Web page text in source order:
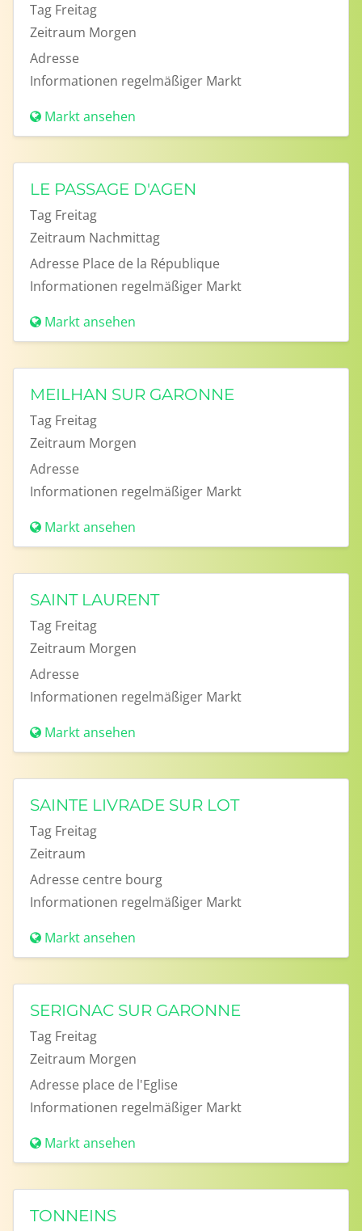
Tag Freitag
Zeitraum Morgen
Adresse
Informationen regelmäßiger Markt
Markt ansehen
LE PASSAGE D'AGEN
Tag Freitag
Zeitraum Nachmittag
Adresse Place de la République
Informationen regelmäßiger Markt
Markt ansehen
MEILHAN SUR GARONNE
Tag Freitag
Zeitraum Morgen
Adresse
Informationen regelmäßiger Markt
Markt ansehen
SAINT LAURENT
Tag Freitag
Zeitraum Morgen
Adresse
Informationen regelmäßiger Markt
Markt ansehen
SAINTE LIVRADE SUR LOT
Tag Freitag
Zeitraum
Adresse centre bourg
Informationen regelmäßiger Markt
Markt ansehen
SERIGNAC SUR GARONNE
Tag Freitag
Zeitraum Morgen
Adresse place de l'Eglise
Informationen regelmäßiger Markt
Markt ansehen
TONNEINS